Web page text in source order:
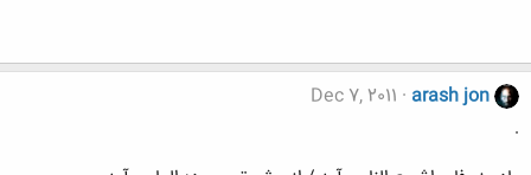
arash jon
Dec 7, 2011
.